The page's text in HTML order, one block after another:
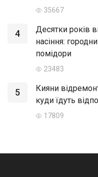
35667
4
Десятки років
насіння:
помідори
23483
5
Кияни
куди їдуть
17809